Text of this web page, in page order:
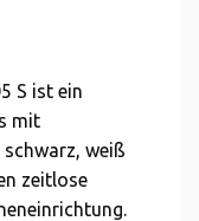
S ist ein
mit
weiß
zeitlose